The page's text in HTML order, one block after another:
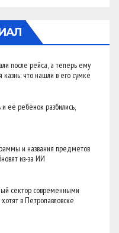
после рейса, а теперь ему
казнь: что нашли в его сумке
её ребёнок разбились,
и названия предметов
из-за ИИ
сектор современными
в Петропавловске